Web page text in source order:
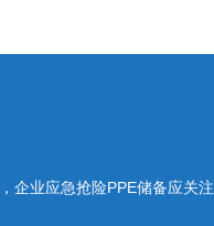
企业应急抢险PPE储备应关注